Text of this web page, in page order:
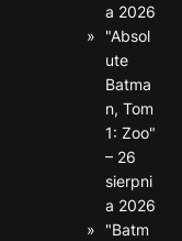
a 2026
"Absol
ute
Batma
n, Tom
1: Zoo"
– 26
sierpni
a 2026
"Batm